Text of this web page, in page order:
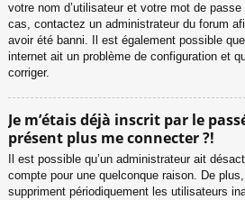
votre nom d’utilisateur et votre mot de
cas, contactez un administrateur du forum
avoir été banni. Il est également possible
internet ait un problème de configuration et
corriger.
Je m’étais déjà inscrit par le
présent plus me connecter ?!
Il est possible qu’un administrateur ait
compte pour une quelconque raison. De
suppriment périodiquement les utilisateurs